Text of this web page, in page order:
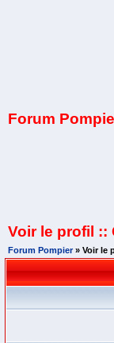
Forum
Voir le profil ::
Forum Pompier» Voir le